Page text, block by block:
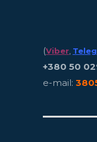
(Viber
+380 50
e-mail: